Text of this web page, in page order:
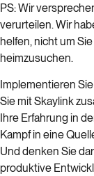
PS: Wir
verurteilen. Wir
helfen, nicht um
heimzusuchen.
Implementieren
Sie mit Skaylink
Ihre Erfahrung in
Kampf in eine
Und denken Sie
produktive